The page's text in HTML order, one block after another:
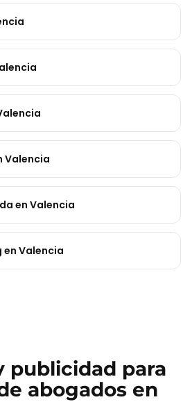
Valencia
en Valencia
en Valencia
publicidad para
abogados en